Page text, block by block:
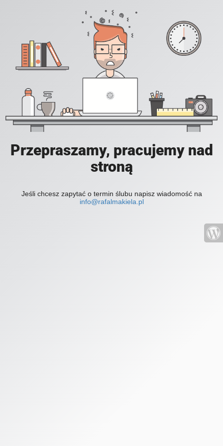
Przepraszamy, pracujemy nad
stroną
Jeśli chcesz zapytać o termin ślubu napisz wiadomość na
info@rafalmakiela.pl